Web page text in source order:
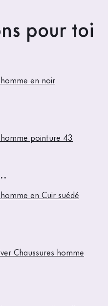
pour toi
en noir
homme pointure 43
en Cuir suédé
Chaussures homme